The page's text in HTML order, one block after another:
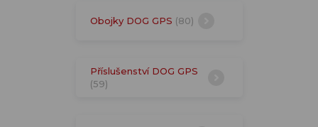
Obojky DOG GPS (80)
Příslušenství DOG GPS
(59)